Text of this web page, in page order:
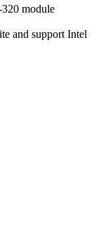
module
and support Intel